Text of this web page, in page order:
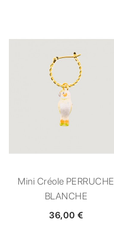
Mini Créole PERRUCHE
BLANCHE
36,00 €